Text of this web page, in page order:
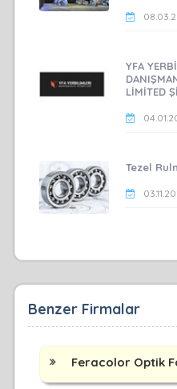
YFA
LİMİTED
Tezel
Benzer Firmalar
Feracolor Optik